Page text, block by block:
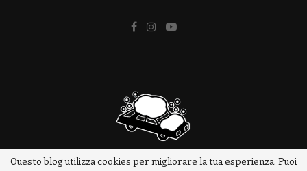
Questo blog utilizza cookies per migliorare la tua esperienza. Puoi